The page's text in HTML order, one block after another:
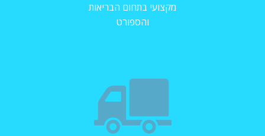
מקצועי בתחום הבריאות
והספורט